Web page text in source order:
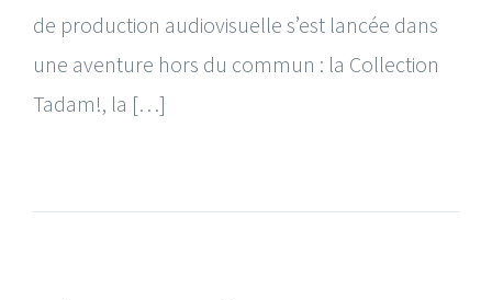
de production audiovisuelle s’est lancée dans
une aventure hors du commun : la Collection
Tadam!, la […]